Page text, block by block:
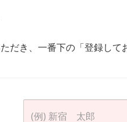
だき、一番下の「登録し